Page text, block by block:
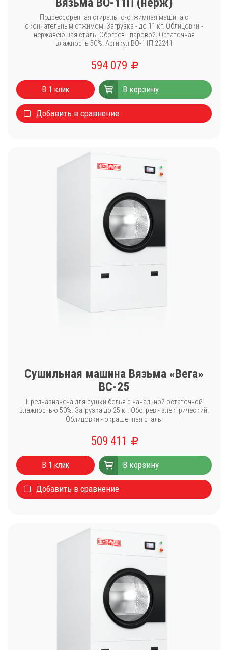
Подрессоренная стирально-отжимная машина с
окончательным отжимом. Загрузка - до 11 кг. Облицовки -
нержавеющая сталь. Обогрев - паровой. Остаточная
влажность 50%. Артикул ВО-11П.22241
594 079
В 1 клик В корзину
Добавить в сравнение
Сушильная машина Вязьма «Вега»
ВС-25
Предназначена для сушки белья с начальной остаточной
влажностью 50%. Загрузка до 25 кг. Обогрев - электрический.
Облицовки - окрашенная сталь.
509 411
В 1 клик В корзину
Добавить в сравнение